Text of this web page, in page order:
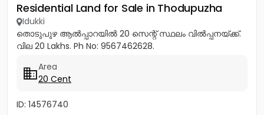
Residential Land for Sale in Thodupuzha
Idukki
തൊടുപുഴ ആൽപ്പാറയിൽ 20 സെന്റ് സ്ഥലം വിൽപ്പനയ്ക്ക്.
വില 20 Lakhs. Ph No: 9567462628.
Area
20 Cent
ID: 14576740